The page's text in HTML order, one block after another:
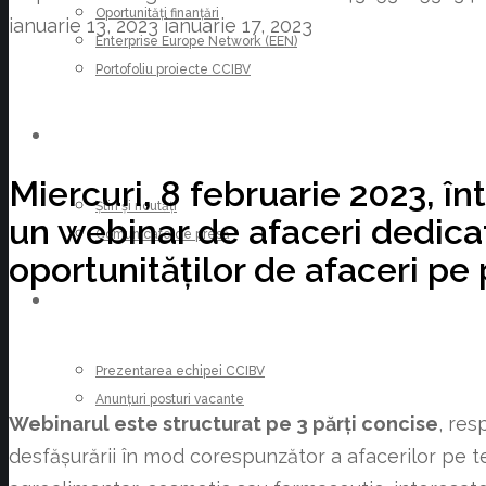
Oportunități finanțări
Enterprise Europe Network (EEN)
Portofoliu proiecte CCIBV
Știri și noutăți
Comunicate de presă
Prezentarea echipei CCIBV
Anunțuri posturi vacante
ianuarie 13, 2023 ianuarie 17, 2023
Miercuri, 8 februarie 2023,
un webinar de afaceri
oportunităților de afaceri pe
Webinarul este structurat pe 3 părți concise,
desfășurării în mod corespunzător a afacerilor pe